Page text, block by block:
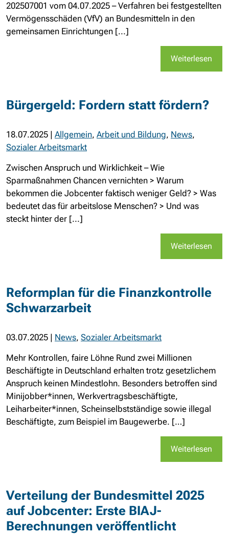
202507001 vom 04.07.2025 – Verfahren bei festgestellten
Vermögensschäden (VfV) an Bundesmitteln in den
gemeinsamen Einrichtungen [...]
Weiterlesen
Bürgergeld: Fordern statt fördern?
18.07.2025 | Allgemein, Arbeit und Bildung, News,
Sozialer Arbeitsmarkt
Zwischen Anspruch und Wirklichkeit – Wie
Sparmaßnahmen Chancen vernichten > Warum
bekommen die Jobcenter faktisch weniger Geld? > Was
bedeutet das für arbeitslose Menschen? > Und was
steckt hinter der [...]
Weiterlesen
Reformplan für die Finanzkontrolle
Schwarzarbeit
03.07.2025 | News, Sozialer Arbeitsmarkt
Mehr Kontrollen, faire Löhne Rund zwei Millionen
Beschäftigte in Deutschland erhalten trotz gesetzlichem
Anspruch keinen Mindestlohn. Besonders betroffen sind
Minijobber*innen, Werkvertragsbeschäftigte,
Leiharbeiter*innen, Scheinselbstständige sowie illegal
Beschäftigte, zum Beispiel im Baugewerbe. […]
Weiterlesen
Verteilung der Bundesmittel 2025
auf Jobcenter: Erste BIAJ-
Berechnungen veröffentlicht